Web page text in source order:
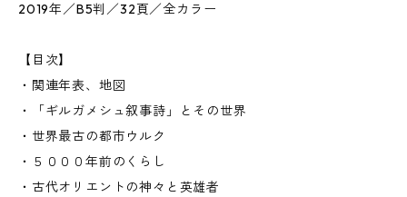
2019年／B5判／32頁／全カラー
【目次】
・関連年表、地図
・「ギルガメシュ叙事詩」とその世界
・世界最古の都市ウルク
・５０００年前のくらし
・古代オリエントの神々と英雄者